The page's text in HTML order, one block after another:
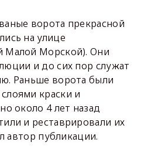
ворота прекрасной
на улице
Малой Морской). Они
и до сих пор служат
Раньше ворота были
краски и
около 4 лет назад
и реставрировали их
автор публикации.